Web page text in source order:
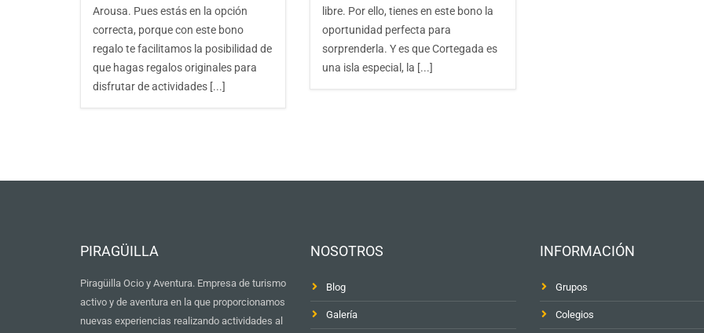
Arousa. Pues estás en la opción
correcta, porque con este bono
regalo te facilitamos la posibilidad de
que hagas regalos originales para
disfrutar de actividades [...]
libre. Por ello, tienes en este bono la
oportunidad perfecta para
sorprenderla. Y es que Cortegada es
una isla especial, la [...]
PIRAGÜILLA
Piragüilla Ocio y Aventura. Empresa de turismo
activo y de aventura en la que proporcionamos
nuevas experiencias realizando actividades al
NOSOTROS
Blog
Galería
INFORMACIÓN
Grupos
Colegios